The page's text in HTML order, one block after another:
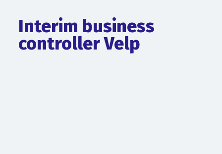
Interim business
controller Velp